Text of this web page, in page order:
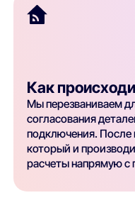
Как
Мы перезваниваем
согласования
подключения. После
который и
расчеты напрямую с